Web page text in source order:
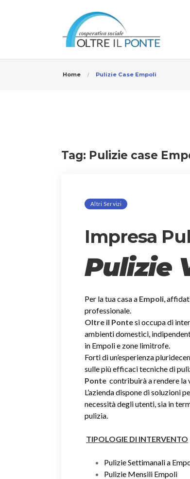
Home Pulizie Case Empoli
Tag: Pulizie case
Altri Servizi
Impresa
Pulizie
Per la tua casa a Empoli,
professionale.
Oltre il Pontesi occupa di
ambienti domestici,
in Empoli e zone limitrofe.
Forti di un’esperienza
sulle più efficaci tecniche di
Ponte contribuirà a rendere la
L’azienda dispone di soluzioni
necessità degli utenti, sia in
pulizia.
TIPOLOGIE DI INTERVENTO
Pulizie Settimanali a
Pulizie Mensili Empoli